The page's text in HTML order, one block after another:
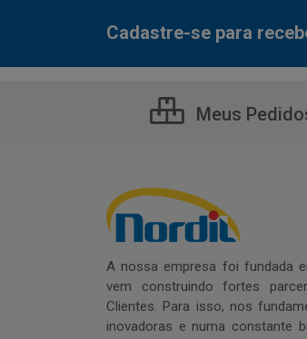
Cadastre-se para
Meus
A nossa empresa foi fundada
vem construindo fortes
Clientes. Para isso, nos
inovadoras e numa constante